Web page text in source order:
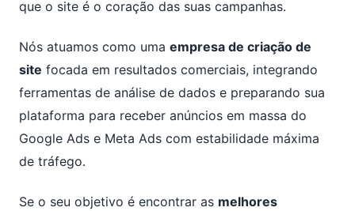
que o site é o coração das suas campanhas.
Nós atuamos como uma empresa de criação de
site focada em resultados comerciais, integrando
ferramentas de análise de dados e preparando sua
plataforma para receber anúncios em massa do
Google Ads e Meta Ads com estabilidade máxima
de tráfego.
Se o seu objetivo é encontrar as melhores